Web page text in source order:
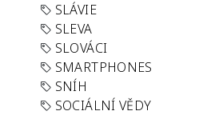
SLÁVIE
SLEVA
SLOVÁCI
SMARTPHONES
SNÍH
SOCIÁLNÍ VĚDY